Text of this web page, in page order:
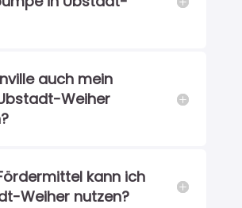
auch mein
Weiher
kann ich
Weiher nutzen?